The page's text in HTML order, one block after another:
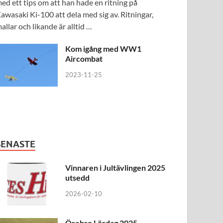
ett tips om att han hade en ritning på
Ki-100 att dela med sig av. Ritningar,
och likande är alltid …
Kom igång med WW1
Aircombat
2023-11-25
Vinnaren i Jultävlingen 2025
utsedd
2026-02-10